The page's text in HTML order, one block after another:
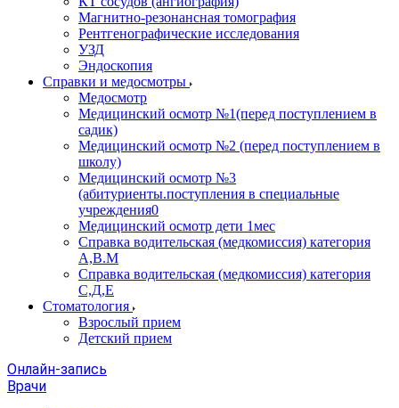
Магнитно-резонансная томография
Рентгенографические исследования
УЗД
Эндоскопия
Справки и медосмотры
Медосмотр
Медицинский осмотр №1(перед поступлением в
садик)
Медицинский осмотр №2 (перед поступлением в
школу)
Медицинский осмотр №3
(абитуриенты.поступления в специальные
учреждения0
Медицинский осмотр дети 1мес
Справка водительская (медкомиссия) категория
А,В.М
Справка водительская (медкомиссия) категория
С,Д,Е
Стоматология
Взрослый прием
Детский прием
Онлайн-запись
Врачи